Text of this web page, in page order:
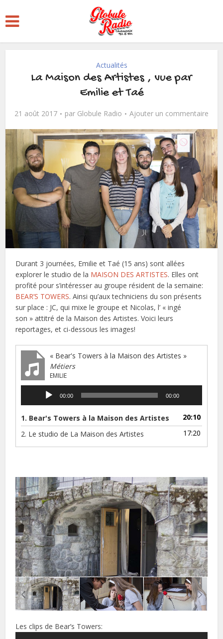
Actualités
La Maison des Artistes , vue par
Emilie et Taé
21 août 2017 par Globule Radio Ajouter un commentaire
Durant 3 journées, Emilie et Taé (15 ans) sont allées
explorer le studio de la MAISON DES ARTISTES. Elles ont
profité pour s’intéresser au groupe résident de la semaine:
BEAR’S TOWERS. Ainsi qu’aux techniciens du son présents
sur place : JC, qui mixe le groupe et Nicolas, l’ « ingé
son » attitré de la Maison des Artistes. Voici leurs
reportages, et ci-dessous les images!
« Bear's Towers à la Maison des Artistes »
Métiers
EMILIE
00:00 00:00
1. Bear's Towers à la Maison des Artistes
20:10
2. Le studio de La Maison des Artistes
17:20
Les clips de Bear’s Towers: